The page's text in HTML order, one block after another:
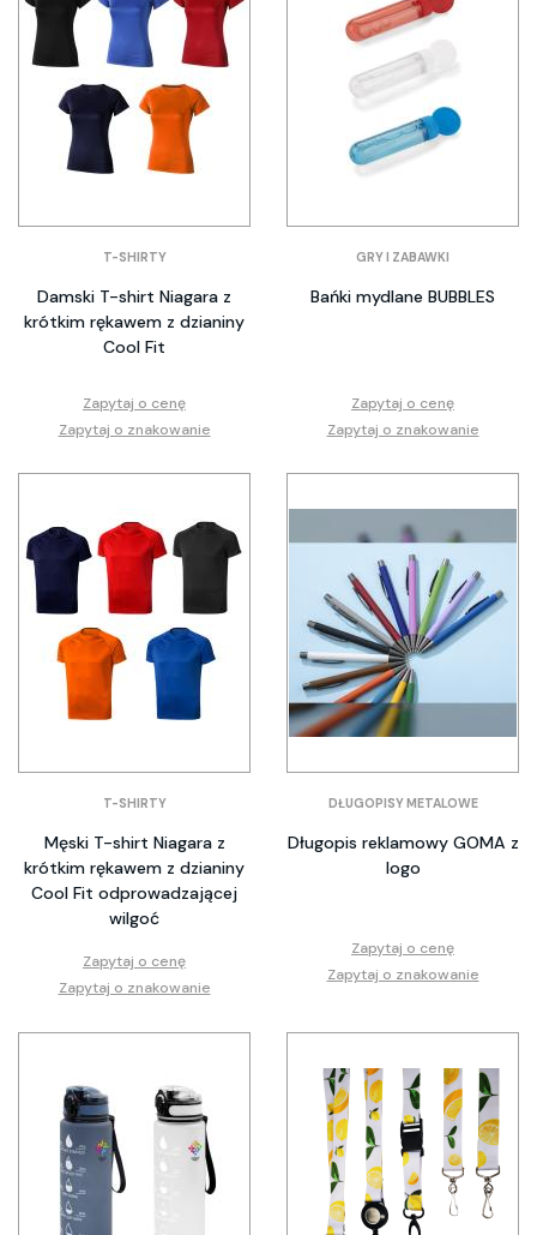
T-SHIRTY
Damski T-shirt Niagara z
krótkim rękawem z dzianiny
Cool Fit
Zapytaj o cenę
Zapytaj o znakowanie
GRY I ZABAWKI
Bańki mydlane BUBBLES
Zapytaj o cenę
Zapytaj o znakowanie
T-SHIRTY
Męski T-shirt Niagara z
krótkim rękawem z dzianiny
Cool Fit odprowadzającej
wilgoć
Zapytaj o cenę
Zapytaj o znakowanie
DŁUGOPISY METALOWE
Długopis reklamowy GOMA z
logo
Zapytaj o cenę
Zapytaj o znakowanie